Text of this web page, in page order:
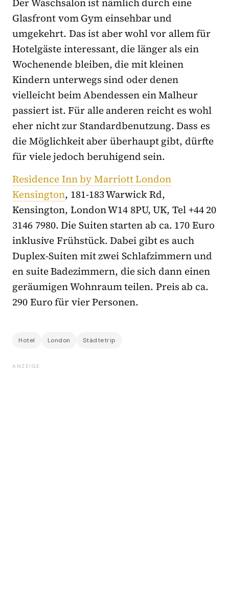
Glasfront vom Gym einsehbar und
umgekehrt. Das ist aber wohl vor allem für
Hotelgäste interessant, die länger als ein
Wochenende bleiben, die mit kleinen
Kindern unterwegs sind oder denen
vielleicht beim Abendessen ein Malheur
passiert ist. Für alle anderen reicht es wohl
eher nicht zur Standardbenutzung. Dass es
die Möglichkeit aber überhaupt gibt, dürfte
für viele jedoch beruhigend sein.
Residence Inn by Marriott London
Kensington, 181-183 Warwick Rd,
Kensington, London W14 8PU, UK, Tel +44 20
3146 7980. Die Suiten starten ab ca. 170 Euro
inklusive Frühstück. Dabei gibt es auch
Duplex-Suiten mit zwei Schlafzimmern und
en suite Badezimmern, die sich dann einen
geräumigen Wohnraum teilen. Preis ab ca.
290 Euro für vier Personen.
Hotel London Städtetrip
ANZEIGE